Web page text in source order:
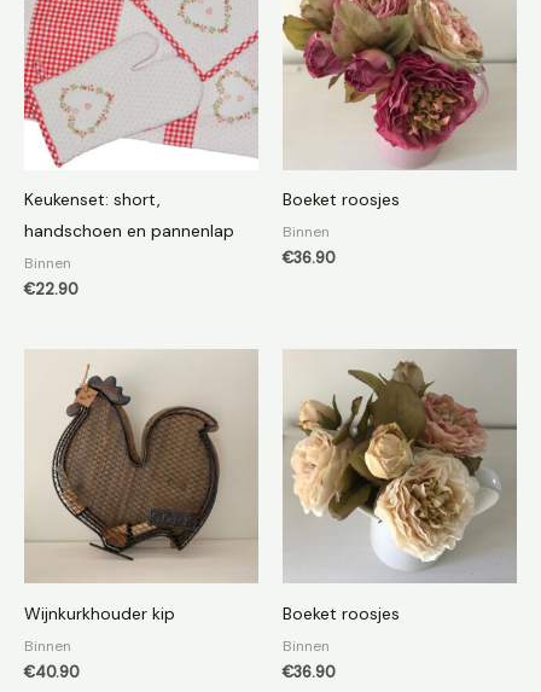
Keukenset: short,
handschoen en pannenlap
Binnen
€22.90
Boeket roosjes
Binnen
€36.90
Wijnkurkhouder kip
Binnen
€40.90
Boeket roosjes
Binnen
€36.90